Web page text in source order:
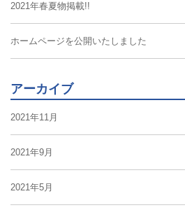
2021年春夏物掲載!!
ホームページを公開いたしました
アーカイブ
2021年11月
2021年9月
2021年5月